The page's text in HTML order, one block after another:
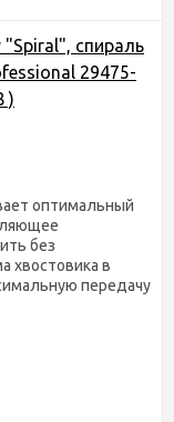
спираль
29475-
)
оптимальный
без
хвостовика в
передачу